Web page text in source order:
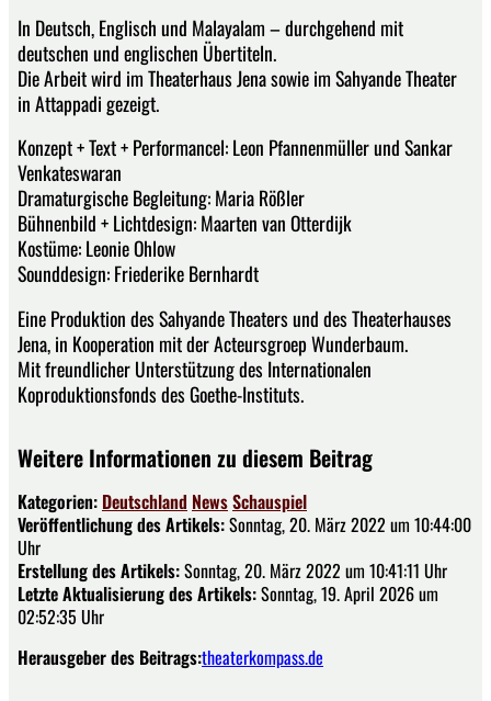
In Deutsch, Englisch und Malayalam – durchgehend mit
deutschen und englischen Übertiteln.
Die Arbeit wird im Theaterhaus Jena sowie im Sahyande Theater
in Attappadi gezeigt.
Konzept + Text + Performancel: Leon Pfannenmüller und Sankar
Venkateswaran
Dramaturgische Begleitung: Maria Rößler
Bühnenbild + Lichtdesign: Maarten van Otterdijk
Kostüme: Leonie Ohlow
Sounddesign: Friederike Bernhardt
Eine Produktion des Sahyande Theaters und des Theaterhauses
Jena, in Kooperation mit der Acteursgroep Wunderbaum.
Mit freundlicher Unterstützung des Internationalen
Koproduktionsfonds des Goethe-Instituts.
Weitere Informationen zu diesem Beitrag
Kategorien: Deutschland NewsSchauspiel
Veröffentlichung des Artikels:Sonntag, 20. März 2022 um 10:44:00
Uhr
Erstellung des Artikels:Sonntag, 20. März 2022 um 10:41:11 Uhr
Letzte Aktualisierung des Artikels:Sonntag, 19. April 2026 um
02:52:35 Uhr
Herausgeber des Beitrags:theaterkompass.de